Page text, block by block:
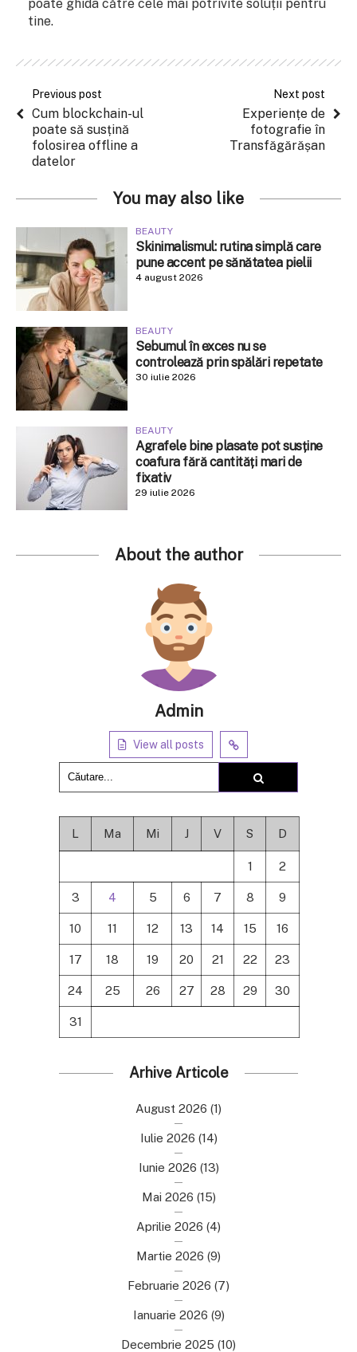
poate ghida către cele mai potrivite soluții pentru
tine.
Previous post
Cum blockchain-ul
poate să susțină
folosirea offline a
datelor
Next post
Experiențe de
fotografie în
Transfăgărășan
You may also like
BEAUTY
Skinimalismul: rutina simplă care
pune accent pe sănătatea pielii
4 august 2026
BEAUTY
Sebumul în exces nu se
controlează prin spălări repetate
30 iulie 2026
BEAUTY
Agrafele bine plasate pot susține
coafura fără cantități mari de
fixativ
29 iulie 2026
About the author
Admin
View all posts
L Ma Mi J V S D
1 2
3 4 5 6 7 8 9
10 11 12 13 14 15 16
17 18 19 20 21 22 23
24 25 26 27 28 29 30
31
Arhive Articole
August 2026 (1)
Iulie 2026 (14)
Iunie 2026 (13)
Mai 2026 (15)
Aprilie 2026 (4)
Martie 2026 (9)
Februarie 2026 (7)
Ianuarie 2026 (9)
Decembrie 2025 (10)